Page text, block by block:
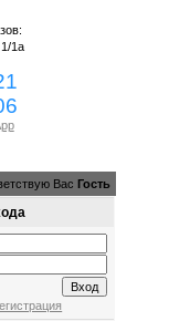
1а
Вас Гость